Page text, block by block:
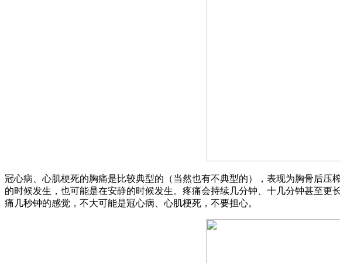
冠心病、心肌梗死的胸痛是比较典型的（当然也有不典型的），表现为胸骨后
的时候发生，也可能是在安静的时候发生。疼痛会持续几分钟、十几分钟甚至
痛几秒钟的感觉，不大可能是冠心病、心肌梗死，不要担心。